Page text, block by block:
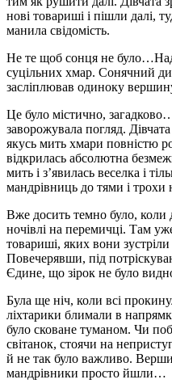
нові товариші і пішли далі,
манила свідомість.
Не те щоб сонця не
суцільних хмар. Сонячний
засліплював одиноку
Це було містично,
заворожувала погляд.
якусь мить хмари повністю
відкрилась абсолютна
мить і з’явилась веселка і
мандрівниць до тями і трохи
Вже досить темно було, коли
ночівлі на перемичці. Там
товариші, яких вони
Повечерявши, під
Єдине, що зірок не було
Була ще ніч, коли всі
ліхтарики блимали в
було сковане туманом. Чи
світанок, стоячи на
й не так було важливо.
мандрівники просто йшли…